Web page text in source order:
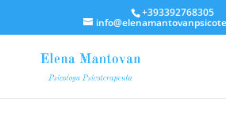
+393392768305